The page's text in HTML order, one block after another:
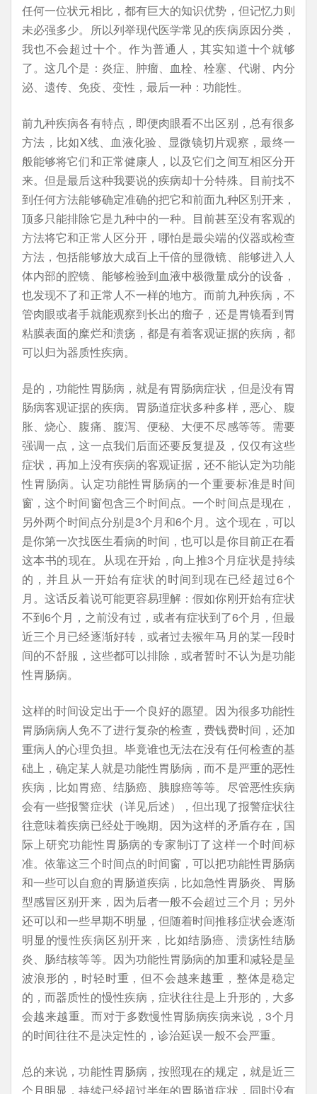
任何一位状元相比，都有巨大的知识优势，但记忆力则
未必强多少。所以列举现代医学常见的疾病原因分类，
我也不会超过十个。作为普通人，其实知道十个就够
了。这几个是：炎症、肿瘤、血栓、栓塞、代谢、内分
泌、遗传、免疫、变性，最后一种：功能性。
前九种疾病各有特点，即便肉眼看不出区别，总有很多
方法，比如X线、血液化验、显微镜切片观察，最终一
般能够将它们和正常健康人，以及它们之间互相区分开
来。但是最后这种我要说的疾病却十分特殊。目前找不
到任何方法能够确定准确的把它和前面九种区别开来，
顶多只能排除它是九种中的一种。目前甚至没有客观的
方法将它和正常人区分开，哪怕是最尖端的仪器或检查
方法，包括能够放大成百上千倍的显微镜、能够进入人
体内部的腔镜、能够检验到血液中极微量成分的设备，
也发现不了和正常人不一样的地方。而前九种疾病，不
管肉眼或者手就能观察到长出的瘤子，还是胃镜看到胃
粘膜表面的糜烂和溃疡，都是有着客观证据的疾病，都
可以归为器质性疾病。
是的，功能性胃肠病，就是有胃肠病症状，但是没有胃
肠病客观证据的疾病。胃肠道症状多种多样，恶心、腹
胀、烧心、腹痛、腹泻、便秘、大便不尽感等等。需要
强调一点，这一点我们后面还要反复提及，仅仅有这些
症状，再加上没有疾病的客观证据，还不能认定为功能
性胃肠病。认定功能性胃肠病的一个重要标准是时间
窗，这个时间窗包含三个时间点。一个时间点是现在，
另外两个时间点分别是3个月和6个月。这个现在，可以
是你第一次找医生看病的时间，也可以是你目前正在看
这本书的现在。从现在开始，向上推3个月症状是持续
的，并且从一开始有症状的时间到现在已经超过6个
月。这话反着说可能更容易理解：假如你刚开始有症状
不到6个月，之前没有过，或者有症状到了6个月，但最
近三个月已经逐渐好转，或者过去猴年马月的某一段时
间的不舒服，这些都可以排除，或者暂时不认为是功能
性胃肠病。
这样的时间设定出于一个良好的愿望。因为很多功能性
胃肠病病人免不了进行复杂的检查，费钱费时间，还加
重病人的心理负担。毕竟谁也无法在没有任何检查的基
础上，确定某人就是功能性胃肠病，而不是严重的恶性
疾病，比如胃癌、结肠癌、胰腺癌等等。尽管恶性疾病
会有一些报警症状（详见后述），但出现了报警症状往
往意味着疾病已经处于晚期。因为这样的矛盾存在，国
际上研究功能性胃肠病的专家制订了这样一个时间标
准。依靠这三个时间点的时间窗，可以把功能性胃肠病
和一些可以自愈的胃肠道疾病，比如急性胃肠炎、胃肠
型感冒区别开来，因为后者一般不会超过三个月；另外
还可以和一些早期不明显，但随着时间推移症状会逐渐
明显的慢性疾病区别开来，比如结肠癌、溃疡性结肠
炎、肠结核等等。因为功能性胃肠病的加重和减轻是呈
波浪形的，时轻时重，但不会越来越重，整体是稳定
的，而器质性的慢性疾病，症状往往是上升形的，大多
会越来越重。而对于多数慢性胃肠病疾病来说，3个月
的时间往往不是决定性的，诊治延误一般不会严重。
总的来说，功能性胃肠病，按照现在的规定，就是近三
个月明显，持续已经超过半年的胃肠道症状，同时没有